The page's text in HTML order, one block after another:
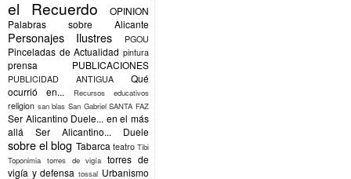
el Recuerdo
OPINION
Palabras sobre Alicante
Personajes Ilustres PGOU
Pinceladas de Actualidad pintura
prensa PUBLICACIONES
PUBLICIDAD ANTIGUA
Qué
ocurrió en...
Recursos educativos
religion san blas San Gabriel SANTA FAZ
Ser Alicantino Duele... en el más
allá
Ser Alicantino... Duele
sobre el blog Tabarca teatro Tibi
Toponimia torres de vigía torres de
vigía y defensa tossal Urbanismo